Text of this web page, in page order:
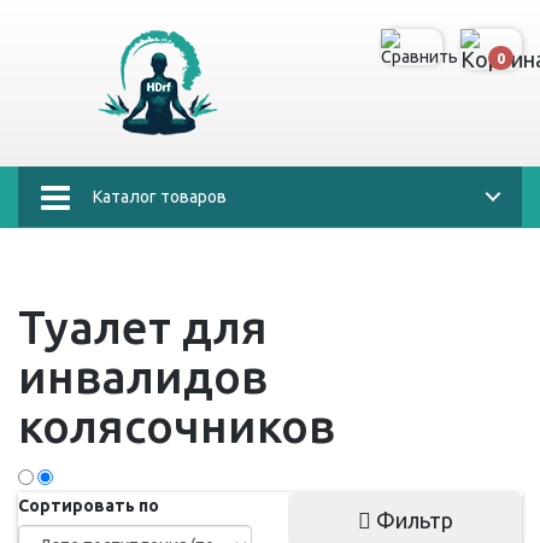
0
Каталог товаров
Туалет для
инвалидов
колясочников
Сортировать по
Фильтр